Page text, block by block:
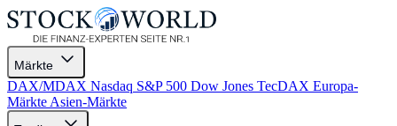
Märkte
DAX/MDAX Nasdaq S&P 500 Dow Jones TecDAX Europa-
Märkte Asien-Märkte